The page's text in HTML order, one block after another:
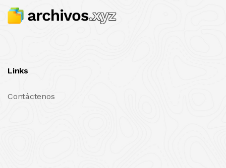
Links
Contáctenos